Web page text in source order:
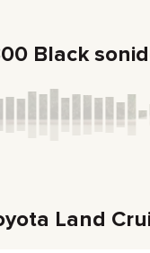
Black
Land